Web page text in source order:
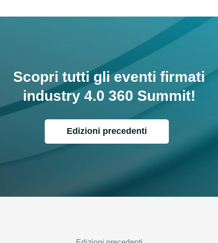
Scopri tutti gli eventi firmati
industry 4.0 360 Summit!
Edizioni precedenti